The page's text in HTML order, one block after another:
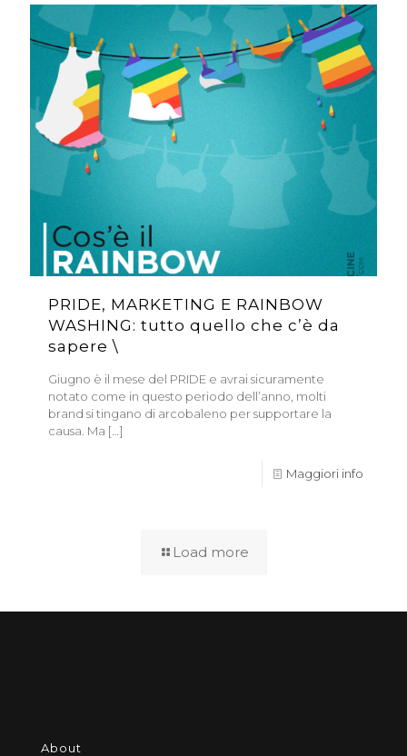
PRIDE, MARKETING E RAINBOW
WASHING: tutto quello che c’è da
sapere \
Giugno è il mese del PRIDE e avrai sicuramente
notato come in questo periodo dell’anno, molti
brand si tingano di arcobaleno per supportare la
causa. Ma […]
Maggiori info
Load more
About